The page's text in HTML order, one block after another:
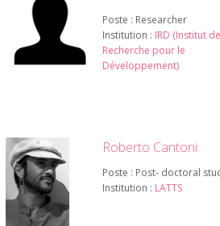
Poste : Researcher
Institution : IRD (Institut de
Recherche pour le
Développement)
Roberto Cantoni
Poste : Post- doctoral
Institution : LATTS